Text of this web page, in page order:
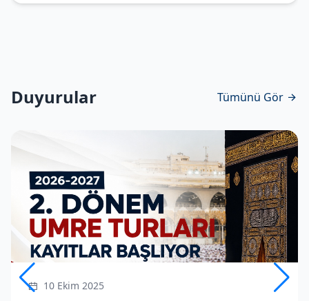
Duyurular Tümünü Gör
10 Ekim 2025